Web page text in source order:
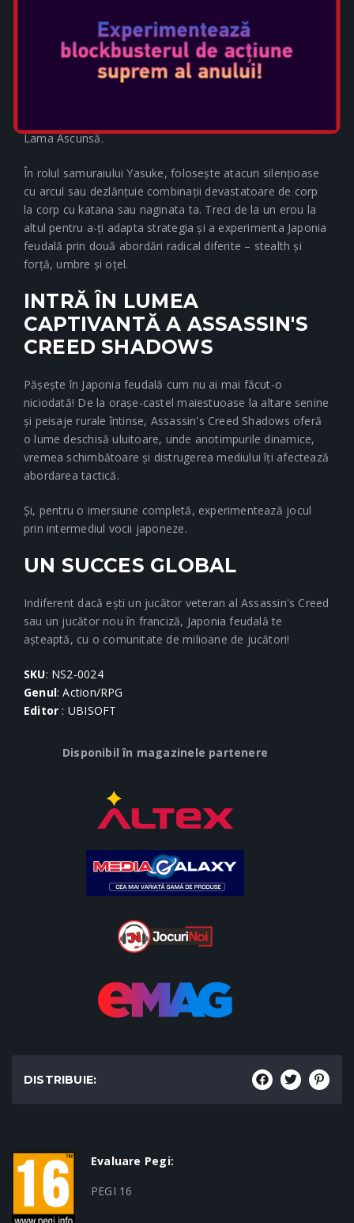
Joacă rolul lui Naoe, un shinobi ager, și folosește lumina,
sunetul și umbrele pentru a evita detectarea. Infiltrează-te
în fortărețele inamice cu numeroase opțiuni de parkour,
Lama Ascunsă.
În rolul samuraiului Yasuke, folosește atacuri silențioase
cu arcul sau dezlănțuie combinații devastatoare de corp
la corp cu katana sau naginata ta. Treci de la un erou la
altul pentru a-ți adapta strategia și a experimenta Japonia
feudală prin două abordări radical diferite – stealth și
forță, umbre și oțel.
INTRĂ ÎN LUMEA
CAPTIVANTĂ A ASSASSIN'S
CREED SHADOWS
Pășește în Japonia feudală cum nu ai mai făcut-o
niciodată! De la orașe-castel maiestuoase la altare senine
și peisaje rurale întinse, Assassin's Creed Shadows oferă
o lume deschisă uluitoare, unde anotimpurile dinamice,
vremea schimbătoare și distrugerea mediului îți afectează
abordarea tactică.
Și, pentru o imersiune completă, experimentează jocul
prin intermediul vocii japoneze.
UN SUCCES GLOBAL
Indiferent dacă ești un jucător veteran al Assassin's Creed
sau un jucător nou în franciză, Japonia feudală te
așteaptă, cu o comunitate de milioane de jucători!
SKU: NS2-0024
Genul: Action/RPG
Editor : UBISOFT
Disponibil în magazinele partenere
DISTRIBUIE:
Evaluare Pegi:
PEGI 16